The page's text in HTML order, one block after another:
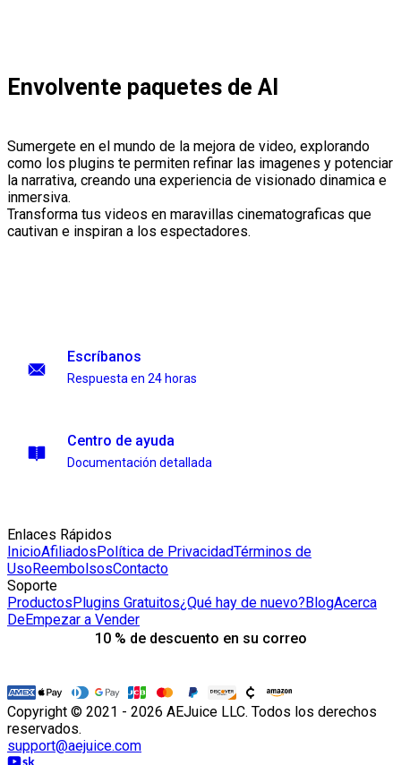
Envolvente paquetes de AI
Sumergete en el mundo de la mejora de video, explorando
como los plugins te permiten refinar las imagenes y potenciar
la narrativa, creando una experiencia de visionado dinamica e
inmersiva.
Transforma tus videos en maravillas cinematograficas que
cautivan e inspiran a los espectadores.
Escríbanos
Respuesta en 24 horas
Centro de ayuda
Documentación detallada
Enlaces Rápidos
InicioAfiliadosPolítica de PrivacidadTérminos de
UsoReembolsosContacto
Soporte
ProductosPlugins Gratuitos¿Qué hay de nuevo?BlogAcerca
DeEmpezar a Vender
10 % de descuento en su correo
Copyright © 2021 - 2026 AEJuice LLC. Todos los derechos
reservados.
support@aejuice.com